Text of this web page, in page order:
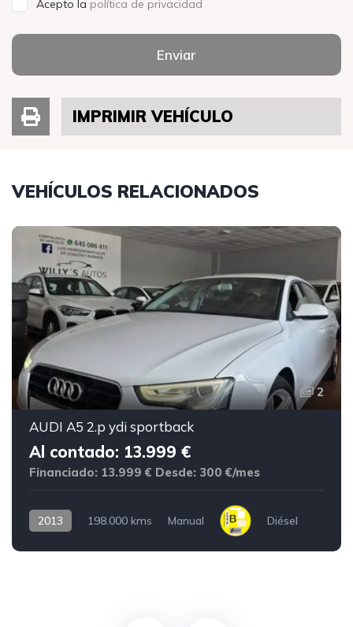
Acepto la política de privacidad
Enviar
IMPRIMIR VEHÍCULO
VEHÍCULOS RELACIONADOS
2
AUDI A5 2.p ydi sportback
Al contado: 13.999 €
Financiado: 13.999 € Desde: 300 €/mes
2013 198.000 kms Manual Diésel